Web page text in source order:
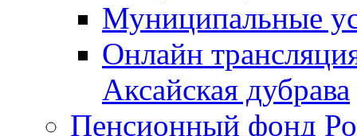
Муниципальные
Онлайн
Аксайская дубрава
Пенсионный фонд